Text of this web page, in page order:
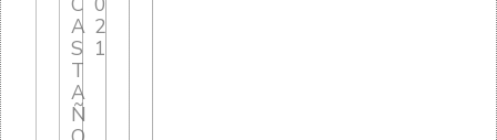
A
S
T
A
Ñ
2
1